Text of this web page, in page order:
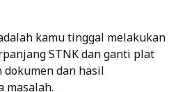
kamu tinggal melakukan
STNK dan ganti plat
dokumen dan hasil
masalah.